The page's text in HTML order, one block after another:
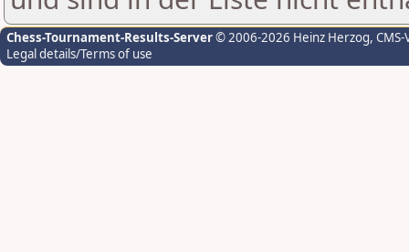
Chess-Tournament-Results-Server© 2006-2026 Heinz Herzog,
Legal details/Terms of use